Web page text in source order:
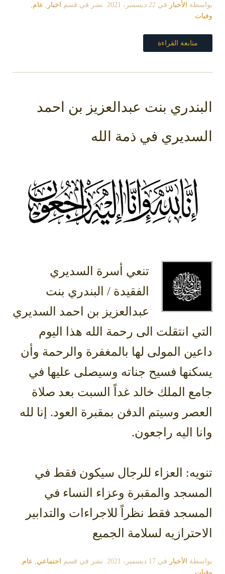
الأخبارفي22 ديسمبر، 2021 . نشر في قسماخبار,عام,
متابعة القراءة
بنت عبدالعزيز بن احمد
في ذمة الله
تنعي أسرة السديري
الفقيدة / البندري بنت
عبدالعزيز بن احمد السديري
انتقلت الى رحمة الله هذا اليوم
المولى لها بالمغفرة والرحمة وأن
فسيح جناته وسيصلى عليها في
الملك خالد غداً السبت بعد صلاة
وسيتم الدفن بمقبرة العود. إنا لله
اليه راجعون.
العزاء للرجال سيكون فقط في
والمقبرة وعزاء النساء في
فقط نظراً للاجراءات والتدابير
لسلامة الجميع
الأخبارفي17 ديسمبر، 2021 . نشر في قسماجتماعي ,عام,